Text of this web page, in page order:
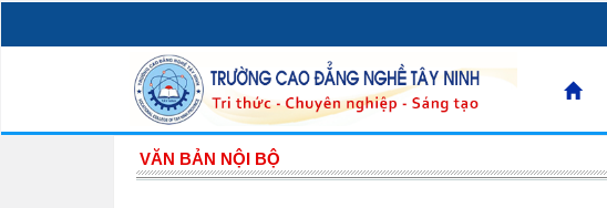
VĂN BẢN NỘI BỘ